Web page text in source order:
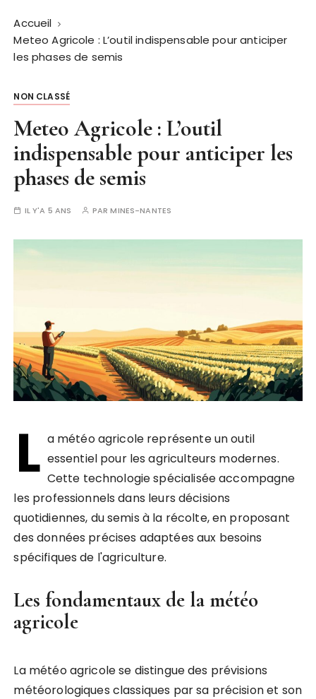
Accueil
Meteo Agricole : L’outil indispensable pour anticiper
les phases de semis
NON CLASSÉ
Meteo Agricole : L’outil
indispensable pour anticiper les
phases de semis
IL Y'A 5 ANS PARMINES-NANTES
L a météo agricole représente un outil
essentiel pour les agriculteurs modernes.
Cette technologie spécialisée accompagne
les professionnels dans leurs décisions
quotidiennes, du semis à la récolte, en proposant
des données précises adaptées aux besoins
spécifiques de l'agriculture.
Les fondamentaux de la météo
agricole
La météo agricole se distingue des prévisions
météorologiques classiques par sa précision et son